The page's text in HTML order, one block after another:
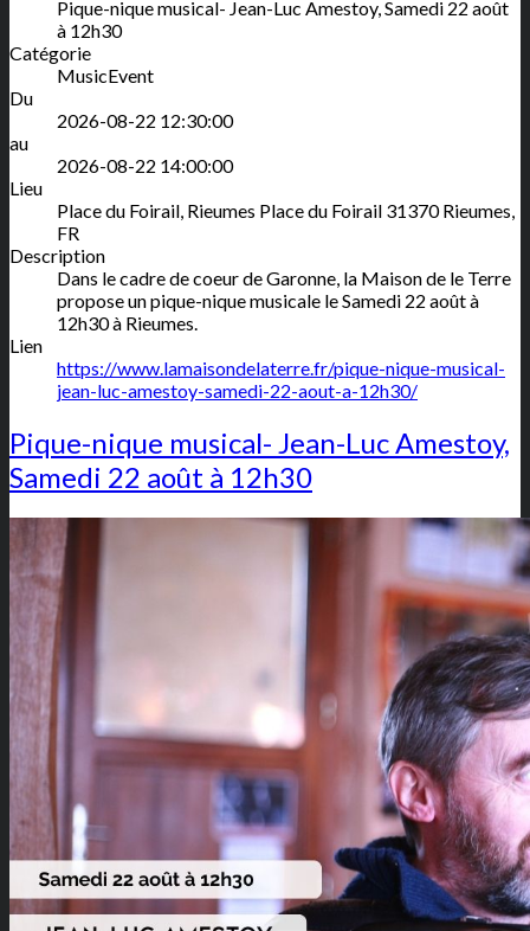
Pique-nique musical- Jean-Luc Amestoy, Samedi 22 août
à 12h30
Catégorie
MusicEvent
Du
2026-08-22 12:30:00
au
2026-08-22 14:00:00
Lieu
Place du Foirail, Rieumes Place du Foirail 31370 Rieumes,
FR
Description
Dans le cadre de coeur de Garonne, la Maison de le Terre
propose un pique-nique musicale le Samedi 22 août à
12h30 à Rieumes.
Lien
https://www.lamaisondelaterre.fr/pique-nique-musical-
jean-luc-amestoy-samedi-22-aout-a-12h30/
Pique-nique musical- Jean-Luc Amestoy,
Samedi 22 août à 12h30